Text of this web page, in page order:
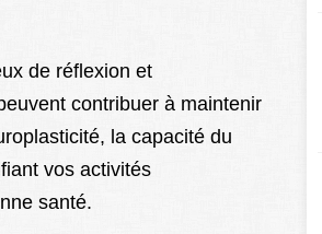
de réflexion et
contribuer à maintenir
la capacité du
vos activités
santé.